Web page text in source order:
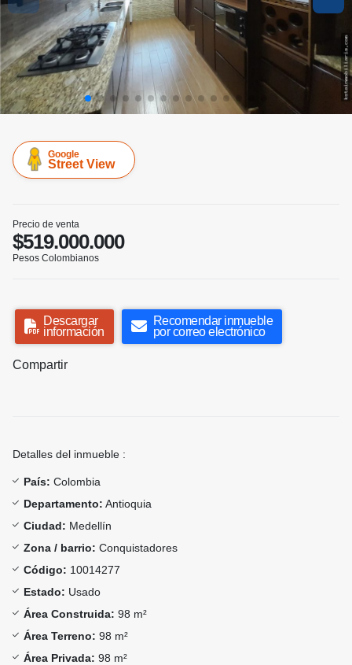
Google
Street View
Precio de venta
$519.000.000
Pesos Colombianos
Descargar
información
Recomendar inmueble
por correo electrónico
Compartir
Detalles del inmueble :
País: Colombia
Departamento: Antioquia
Ciudad: Medellín
Zona / barrio: Conquistadores
Código: 10014277
Estado: Usado
Área Construida: 98 m²
Área Terreno: 98 m²
Área Privada: 98 m²